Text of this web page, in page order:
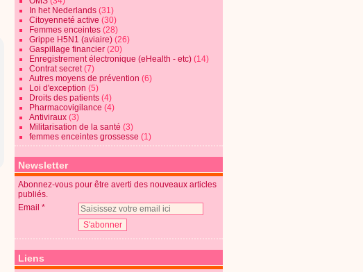
In het Nederlands (31)
Citoyenneté active (30)
Femmes enceintes (28)
Grippe H5N1 (aviaire) (26)
Gaspillage financier (20)
Enregistrement électronique (eHealth - etc) (14)
Contrat secret(7)
Autres moyens de prévention (6)
Loi d'exception (5)
Droits des patients (4)
Pharmacovigilance (4)
Antiviraux (3)
Militarisation de la santé (3)
femmes enceintes grossesse (1)
Newsletter
Abonnez-vous pour être averti des nouveaux articles
publiés.
Email
Liens